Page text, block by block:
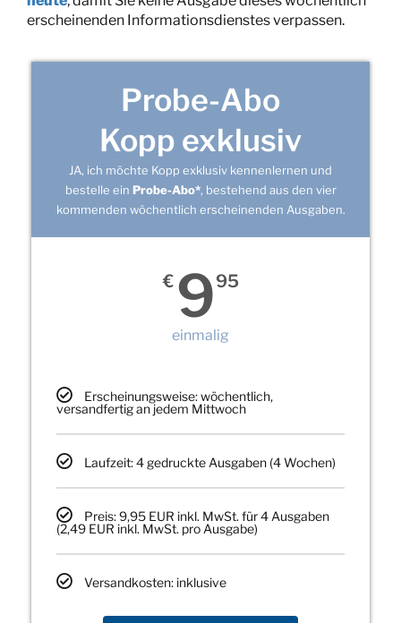
erscheinenden Informationsdienstes verpassen.
Probe-Abo
Kopp exklusiv
JA, ich möchte Kopp exklusiv kennenlernen und
bestelle ein Probe-Abo*, bestehend aus den vier
kommenden wöchentlich erscheinenden Ausgaben.
€ 995
einmalig
Erscheinungsweise: wöchentlich,
versandfertig an jedem Mittwoch
Laufzeit: 4 gedruckte Ausgaben (4 Wochen)
Preis: 9,95 EUR inkl. MwSt. für 4 Ausgaben
(2,49 EUR inkl. MwSt. pro Ausgabe)
Versandkosten: inklusive